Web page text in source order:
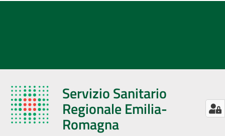
Servizio Sanitario
Regionale Emilia-
Romagna